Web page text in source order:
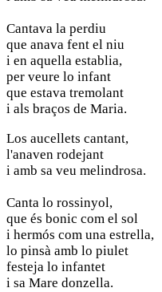
Cantava la perdiu
que anava fent el niu
i en aquella establia,
per veure lo infant
que estava tremolant
i als braços de Maria.
Los aucellets cantant,
l'anaven rodejant
i amb sa veu melindrosa.
Canta lo rossinyol,
que és bonic com el sol
i hermós com una estrella,
lo pinsà amb lo piulet
festeja lo infantet
i sa Mare donzella.